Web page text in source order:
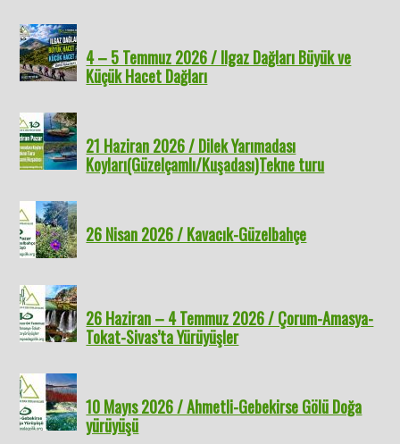
4 – 5 Temmuz 2026 / Ilgaz Dağları Büyük ve
Küçük Hacet Dağları
21 Haziran 2026 / Dilek Yarımadası
Koyları(Güzelçamlı/Kuşadası)Tekne turu
26 Nisan 2026 / Kavacık-Güzelbahçe
26 Haziran – 4 Temmuz 2026 / Çorum-Amasya-
Tokat-Sivas’ta Yürüyüşler
10 Mayıs 2026 / Ahmetli-Gebekirse Gölü Doğa
yürüyüşü